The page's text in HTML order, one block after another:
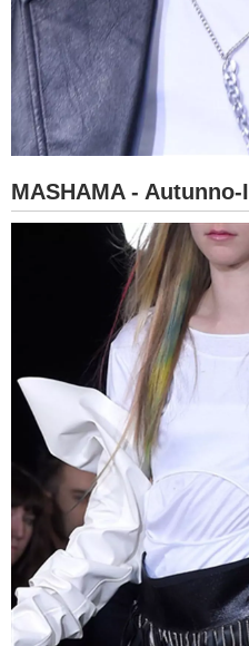
MASHAMA -